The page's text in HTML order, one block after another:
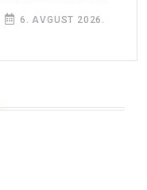
6. AVGUST 2026.